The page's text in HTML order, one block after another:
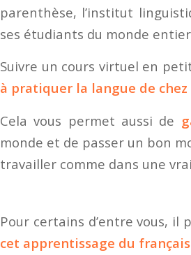
parenthèse, l’institut
ses étudiants du monde
Suivre un cours virtuel en
à pratiquer la langue de chez
Cela vous permet aussi de
monde et de passer un bon
travailler comme dans une
Pour certains d’entre vous,
cet apprentissage du français